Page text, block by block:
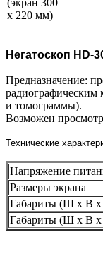
Негатоскоп HD-
Предназначение:
радиографическим
и томограммы).
Возможен
Технические
Напряжение
Размеры экрана
Габариты (Ш х В
Габариты (Ш х В х